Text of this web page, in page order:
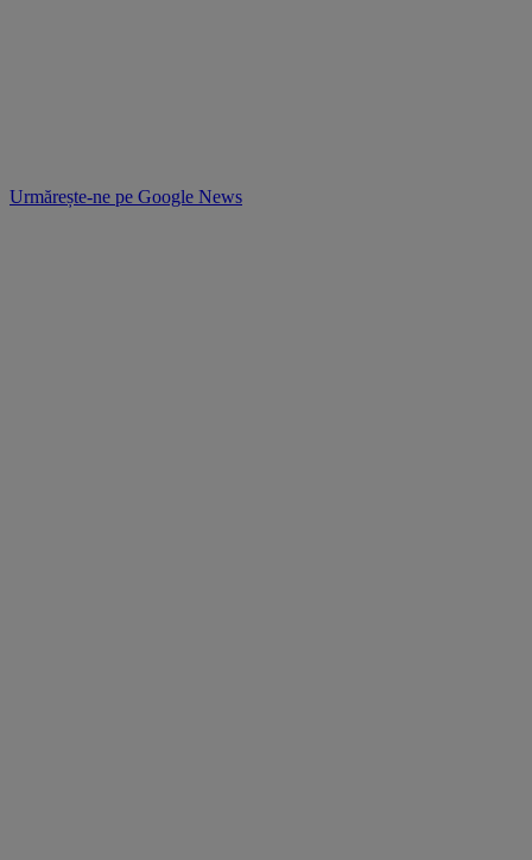
Urmărește-ne pe Google News